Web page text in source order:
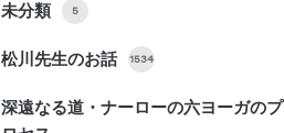
未分類 5
松川先生のお話 1534
深遠なる道・ナーローの六ヨーガのプ